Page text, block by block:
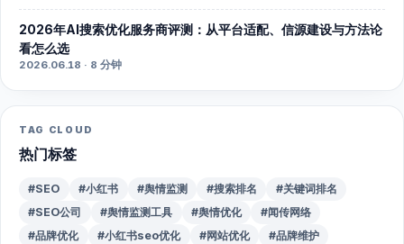
2026年AI搜索优化服务商评测：从平台适配、信源建设与方法论
看怎么选
2026.06.18 · 8 分钟
TAG CLOUD
热门标签
#SEO #小红书 #舆情监测 #搜索排名
#关键词排名
#SEO公司
#舆情监测工具 #舆情优化
#闻传网络
#品牌优化
#小红书seo优化 #网站优化
#品牌维护